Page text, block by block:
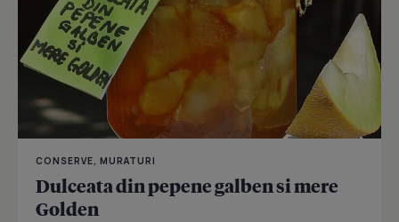
CONSERVE, MURATURI
Dulceata din pepene galben si mere
Golden